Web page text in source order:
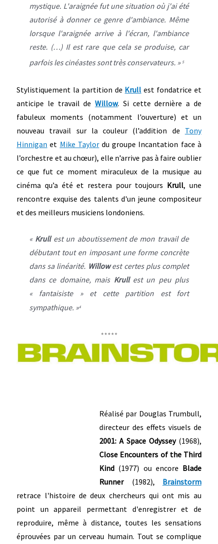
mystique. L'araignée fut une situation où j'ai été
autorisé à donner ce genre d'ambiance. Même
lorsque l'araignée arrive à l'écran, l'ambiance
reste. (…) Il est rare que cela se produise, car
parfois les cinéastes sont très conservateurs. » 5
Stylistiquement la partition de Krull est fondatrice et
anticipe le travail deWillow. Si cette dernière a de
fabuleux moments (notamment l’ouverture) et un
nouveau travail sur la couleur (l’addition de Tony
Hinnigan et Mike Taylordu groupe Incantation face à
l’orchestre et au chœur), elle n’arrive pas à faire oublier
ce que fut ce moment miraculeux de la musique au
cinéma qu’a été et restera pour toujours Krull, une
rencontre exquise des talents d'un jeune compositeur
et des meilleurs musiciens londoniens.
« Krullest un aboutissement de mon travail de
débutant tout en imposant une forme concrète
dans sa linéarité. Willowest certes plus complet
dans ce domaine, mais Krullest un peu plus
« fantaisiste » et cette partition est fort
sympathique. »4
*****
Réalisé par Douglas Trumbull,
directeur des effets visuels de
2001: A Space Odyssey(1968),
Close Encounters of the Third
Kind (1977) ou encore Blade
Runner(1982), Brainstorm
retrace l'histoire de deux chercheurs qui ont mis au
point un appareil permettant d'enregistrer et de
reproduire, même à distance, toutes les sensations
éprouvées par un cerveau humain. Tout se complique